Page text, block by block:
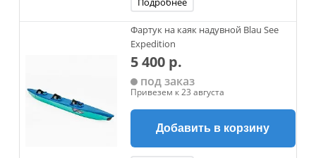
Фартук на каяк надувной Blau See
Expedition
5 400 р.
под заказ
Привезем к 23 августа
Добавить в корзину